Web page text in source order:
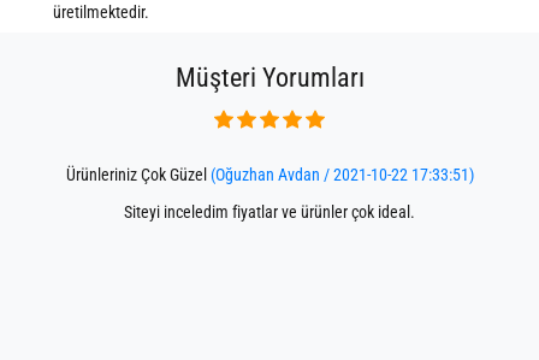
üretilmektedir.
Müşteri Yorumları
Ürünleriniz Çok Güzel (Oğuzhan Avdan / 2021-10-22 17:33:51)
Siteyi inceledim fiyatlar ve ürünler çok ideal.